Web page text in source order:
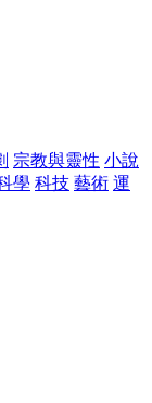
宗教與靈性 小說
學 科技 藝術 運